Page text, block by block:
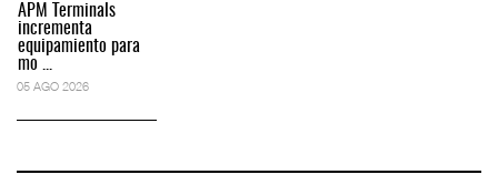
APM Terminals
incrementa
equipamiento para
mo ...
05 AGO 2026